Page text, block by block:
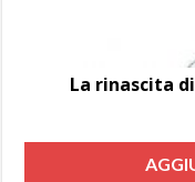
La rinascita